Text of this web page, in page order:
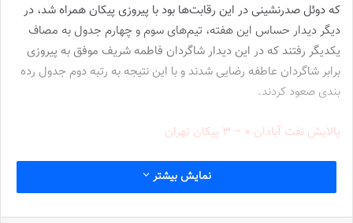
که دوئل صدرنشینی در این رقابت‌ها بود با پیروزی پیکان همراه شد، در
دیگر دیدار حساس این هفته، تیم‌های سوم و چهارم جدول به مصاف
یکدیگر رفتند که در این دیدار شاگردان فاطمه شریف موفق به پیروزی
برابر شاگردان عاطفه رضایی شدند و با این نتیجه به رتبه دوم جدول رده
بندی صعود کردند.
پالایش نفت آبادان ۰ – ۳ پیکان تهران
حساس‌ترین مسابقه در هفته دوازدهم سوپرلیگ فوتسال، نبرد تیم‌های
اول و دوم جدول در آبادان بود، جایی که شاگردان نیلوفر اردلان با یک
امتیاز بیشتر نسبت به حریف آبادانی خود در صدر جدول قرار داشتند و
نمایش بیشتر